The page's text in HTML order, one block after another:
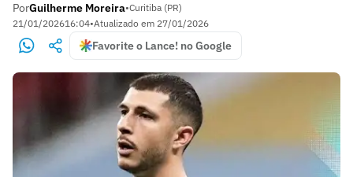
PorGuilherme Moreira•Curitiba (PR)
21/01/202616:04•Atualizado em 27/01/2026
Favorite o Lance! no Google